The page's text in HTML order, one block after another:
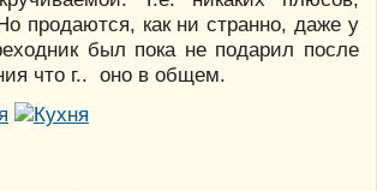
продаются, как ни странно, даже у
был пока не подарил после
что г.. оно в общем.